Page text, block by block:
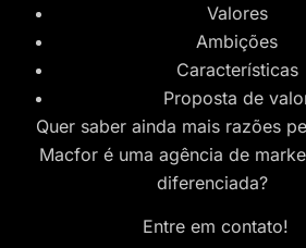
Valores
Ambições
Características
Proposta de
Quer saber ainda mais razões
Macfor é uma agência de
diferenciada?
Entre em contato!